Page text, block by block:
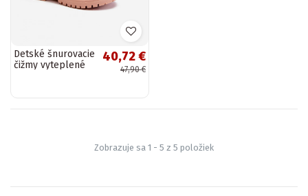
Detské šnurovacie
čižmy vyteplené
40,72 €
47,90 €
Zobrazuje sa 1 - 5 z 5 položiek